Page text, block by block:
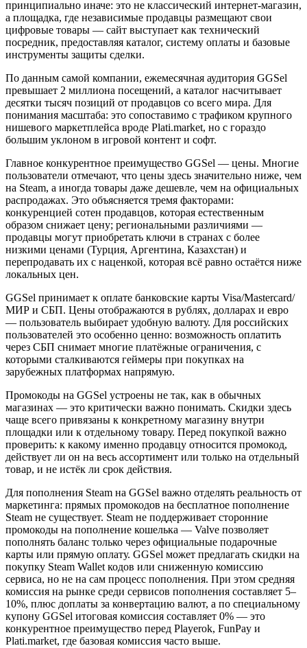
принципиально иначе: это не классический интернет-магазин,
а площадка, где независимые продавцы размещают свои
цифровые товары — сайт выступает как технический
посредник, предоставляя каталог, систему оплаты и базовые
инструменты защиты сделки.
По данным самой компании, ежемесячная аудитория GGSel
превышает 2 миллиона посещений, а каталог насчитывает
десятки тысяч позиций от продавцов со всего мира. Для
понимания масштаба: это сопоставимо с трафиком крупного
нишевого маркетплейса вроде Plati.market, но с гораздо
большим уклоном в игровой контент и софт.
Главное конкурентное преимущество GGSel — цены. Многие
пользователи отмечают, что цены здесь значительно ниже, чем
на Steam, а иногда товары даже дешевле, чем на официальных
распродажах. Это объясняется тремя факторами:
конкуренцией сотен продавцов, которая естественным
образом снижает цену; региональными различиями —
продавцы могут приобретать ключи в странах с более
низкими ценами (Турция, Аргентина, Казахстан) и
перепродавать их с наценкой, которая всё равно остаётся ниже
локальных цен.
GGSel принимает к оплате банковские карты Visa/Mastercard/
МИР и СБП. Цены отображаются в рублях, долларах и евро
— пользователь выбирает удобную валюту. Для российских
пользователей это особенно ценно: возможность оплатить
через СБП снимает многие платёжные ограничения, с
которыми сталкиваются геймеры при покупках на
зарубежных платформах напрямую.
Промокоды на GGSel устроены не так, как в обычных
магазинах — это критически важно понимать. Скидки здесь
чаще всего привязаны к конкретному магазину внутри
площадки или к отдельному товару. Перед покупкой важно
проверить: к какому именно продавцу относится промокод,
действует ли он на весь ассортимент или только на отдельный
товар, и не истёк ли срок действия.
Для пополнения Steam на GGSel важно отделять реальность от
маркетинга: прямых промокодов на бесплатное пополнение
Steam не существует. Steam не поддерживает сторонние
промокоды на пополнение кошелька — Valve позволяет
пополнять баланс только через официальные подарочные
карты или прямую оплату. GGSel может предлагать скидки на
покупку Steam Wallet кодов или сниженную комиссию
сервиса, но не на сам процесс пополнения. При этом средняя
комиссия на рынке среди сервисов пополнения составляет 5–
10%, плюс доплаты за конвертацию валют, а по специальному
купону GGSel итоговая комиссия составляет 0% — это
конкурентное преимущество перед Playerok, FunPay и
Plati.market, где базовая комиссия часто выше.